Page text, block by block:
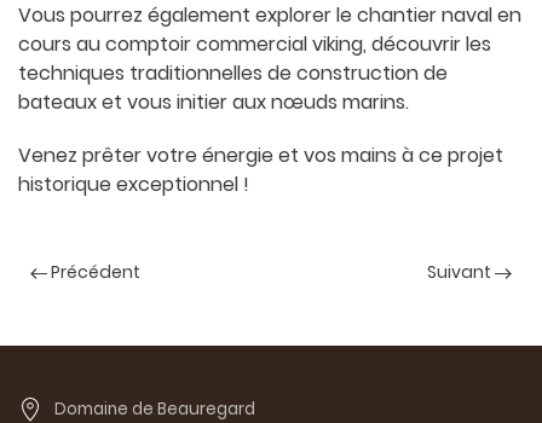
Vous pourrez également explorer le chantier naval en
cours au comptoir commercial viking, découvrir les
techniques traditionnelles de construction de
bateaux et vous initier aux nœuds marins.
Venez prêter votre énergie et vos mains à ce projet
historique exceptionnel !
Précédent Suivant
Domaine de Beauregard